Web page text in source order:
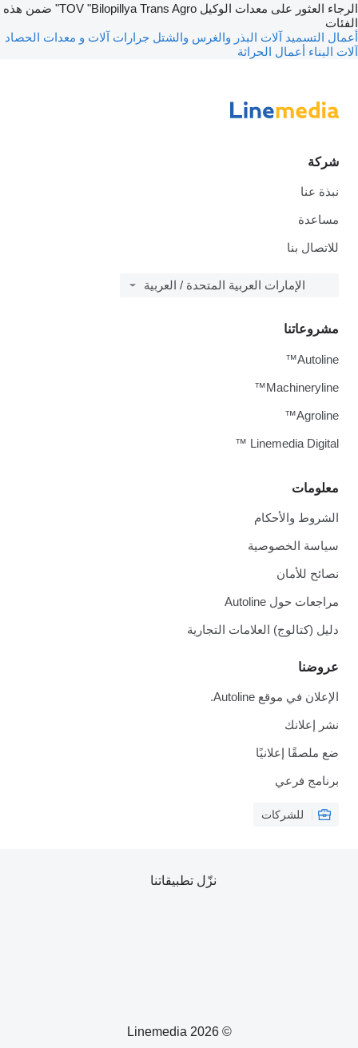
الرجاء العثور على معدات الوكيل TOV "Bilopillya Trans Agro" ضمن هذه
الفئات
أعمال التسميد آلات البذر والغرس والشتل جرارات آلات و معدات الحصاد
آلات البناء أعمال الحراثة
شركة
نبذة عنا
مساعدة
للاتصال بنا
الإمارات العربية المتحدة / العربية
معلومات
الشروط والأحكام
سياسة الخصوصية
نصائح للأمان
مراجعات حول Autoline
دليل (كتالوج) العلامات التجارية
عروضنا
الإعلان في موقع Autoline.
نشر إعلانك
ضع ملصقًا إعلانيًا
برنامج فرعي
للشركات
مشروعاتنا
Autoline™
Machineryline™
Agroline™
Linemedia Digital ™
© 2026 Linemedia
نزّل تطبيقاتنا